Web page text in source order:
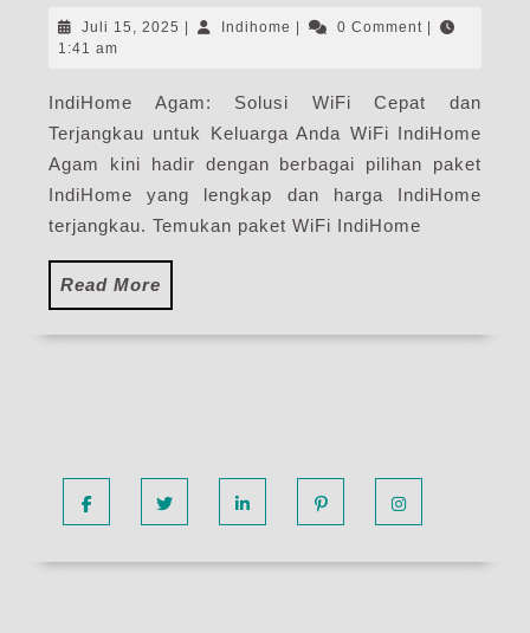
|
Pasang
WiFi
IndiHome
Terbaru
Juli 15, 2025 Juli
| Indihome Indihome
| 0 Comment |
1:41 am
IndiHome Agam: Solusi WiFi Cepat dan
Terjangkau untuk Keluarga Anda WiFi IndiHome
Agam kini hadir dengan berbagai pilihan paket
IndiHome yang lengkap dan harga IndiHome
terjangkau. Temukan paket WiFi IndiHome
Read More
More